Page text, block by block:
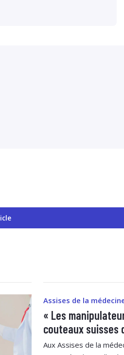
Assises de la
« Les
couteaux suisses
Aux Assises de la